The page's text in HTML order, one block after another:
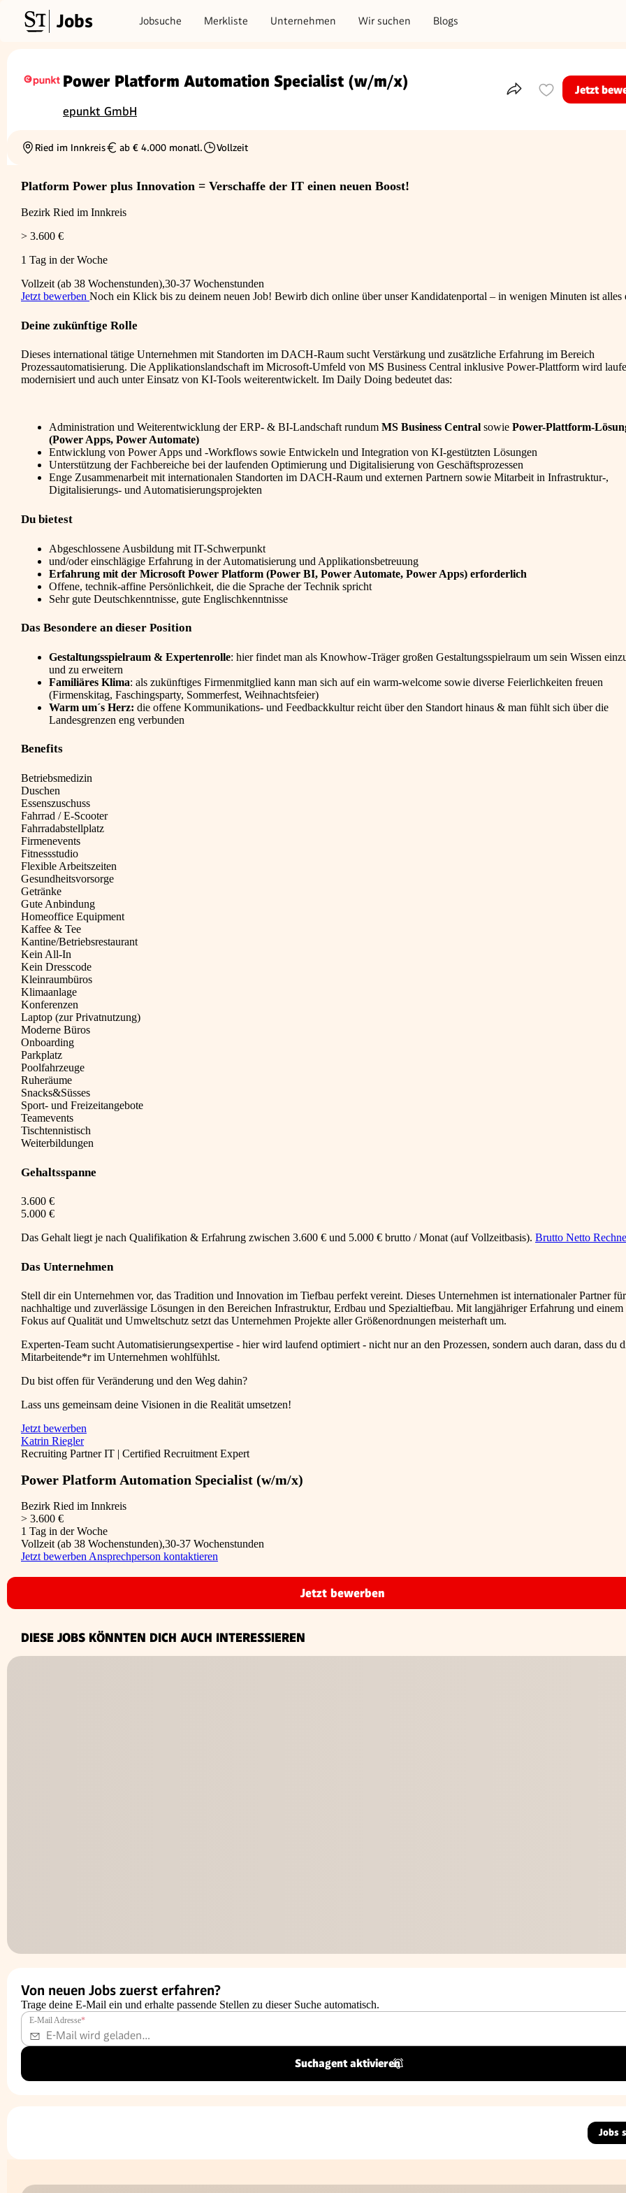
Jobs Jobsuche Merkliste Unternehmen Wir suchen Blogs
Power Platform Automation Specialist (w/m/x)
epunkt GmbH
Teile dieses Inserat
Jetzt
Ortschaft
Ried im Innkreis
Gehalt
ab € 4.000 monatl.
Beschäftigungsart
Vollzeit
Platform Power plus Innovation = Verschaffe der IT einen neuen Boost!
Bezirk Ried im Innkreis
> 3.600 €
1 Tag in der Woche
Vollzeit (ab 38 Wochenstunden),30-37 Wochenstunden
Jetzt bewerben Noch ein Klick bis zu deinem neuen Job! Bewirb dich online über unser Kandidatenportal – in wenigen Minuten ist alles
Deine zukünftige Rolle
Dieses international tätige Unternehmen mit Standorten im DACH-Raum sucht Verstärkung und zusätzliche Erfahrung im Bereich
Prozessautomatisierung. Die Applikationslandschaft im Microsoft-Umfeld von MS Business Central inklusive Power-Plattform wird
modernisiert und auch unter Einsatz von KI-Tools weiterentwickelt. Im Daily Doing bedeutet das:
Administration und Weiterentwicklung der ERP- & BI-Landschaft rundum MS Business Central sowie Power-Plattform-
(Power Apps, Power Automate)
Entwicklung von Power Apps und -Workflows sowie Entwickeln und Integration von KI-gestützten Lösungen
Unterstützung der Fachbereiche bei der laufenden Optimierung und Digitalisierung von Geschäftsprozessen
Enge Zusammenarbeit mit internationalen Standorten im DACH-Raum und externen Partnern sowie Mitarbeit in Infrastruktur-,
Digitalisierungs- und Automatisierungsprojekten
Du bietest
Abgeschlossene Ausbildung mit IT-Schwerpunkt
und/oder einschlägige Erfahrung in der Automatisierung und Applikationsbetreuung
Erfahrung mit der Microsoft Power Platform (Power BI, Power Automate, Power Apps) erforderlich
Offene, technik-affine Persönlichkeit, die die Sprache der Technik spricht
Sehr gute Deutschkenntnisse, gute Englischkenntnisse
Das Besondere an dieser Position
Gestaltungsspielraum & Expertenrolle: hier findet man als Knowhow-Träger großen Gestaltungsspielraum um sein Wissen
und zu erweitern
Familiäres Klima: als zukünftiges Firmenmitglied kann man sich auf ein warm-welcome sowie diverse Feierlichkeiten freuen
(Firmenskitag, Faschingsparty, Sommerfest, Weihnachtsfeier)
Warm um´s Herz: die offene Kommunikations- und Feedbackkultur reicht über den Standort hinaus & man fühlt sich über die
Landesgrenzen eng verbunden
Benefits
Betriebsmedizin
Duschen
Essenszuschuss
Fahrrad / E-Scooter
Fahrradabstellplatz
Firmenevents
Fitnessstudio
Flexible Arbeitszeiten
Gesundheitsvorsorge
Getränke
Gute Anbindung
Homeoffice Equipment
Kaffee & Tee
Kantine/Betriebsrestaurant
Kein All-In
Kein Dresscode
Kleinraumbüros
Klimaanlage
Konferenzen
Laptop (zur Privatnutzung)
Moderne Büros
Onboarding
Parkplatz
Poolfahrzeuge
Ruheräume
Snacks&Süsses
Sport- und Freizeitangebote
Teamevents
Tischtennistisch
Weiterbildungen
Gehaltsspanne
3.600 €
5.000 €
Das Gehalt liegt je nach Qualifikation & Erfahrung zwischen 3.600 € und 5.000 € brutto / Monat (auf Vollzeitbasis). Brutto Netto
Das Unternehmen
Stell dir ein Unternehmen vor, das Tradition und Innovation im Tiefbau perfekt vereint. Dieses Unternehmen ist internationaler Partner für
nachhaltige und zuverlässige Lösungen in den Bereichen Infrastruktur, Erdbau und Spezialtiefbau. Mit langjähriger Erfahrung und einem
Fokus auf Qualität und Umweltschutz setzt das Unternehmen Projekte aller Größenordnungen meisterhaft um.
Experten-Team sucht Automatisierungsexpertise - hier wird laufend optimiert - nicht nur an den Prozessen, sondern auch daran, dass du
Mitarbeitende*r im Unternehmen wohlfühlst.
Du bist offen für Veränderung und den Weg dahin?
Lass uns gemeinsam deine Visionen in die Realität umsetzen!
Jetzt bewerben
Katrin Riegler
Recruiting Partner IT | Certified Recruitment Expert
Power Platform Automation Specialist (w/m/x)
Bezirk Ried im Innkreis
> 3.600 €
1 Tag in der Woche
Vollzeit (ab 38 Wochenstunden),30-37 Wochenstunden
Jetzt bewerben Ansprechperson kontaktieren
Jetzt bewerben
DIESE JOBS KÖNNTEN DICH AUCH INTERESSIEREN
Von neuen Jobs zuerst erfahren?
Trage deine E-Mail ein und erhalte passende Stellen zu dieser Suche automatisch.
E-Mail Adresse*
Suchagent aktivieren
Jobs